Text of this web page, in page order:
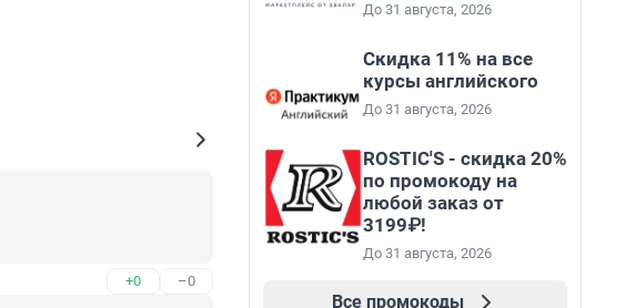
+0 –0
До 31 августа, 2026
Скидка 11% на все
курсы английского
До 31 августа, 2026
ROSTIC'S - скидка 20%
по промокоду на
любой заказ от
3199₽!
До 31 августа, 2026
Все промокоды